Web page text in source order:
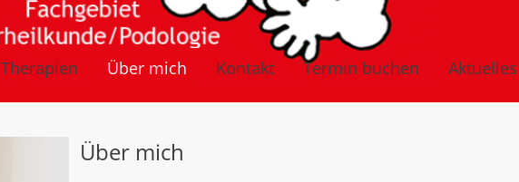
Therapien Über mich Kontakt Termin buchen Aktuelles
Über mich